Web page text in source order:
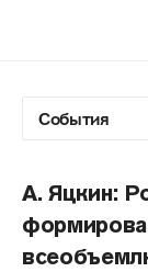
А. Яцкин: